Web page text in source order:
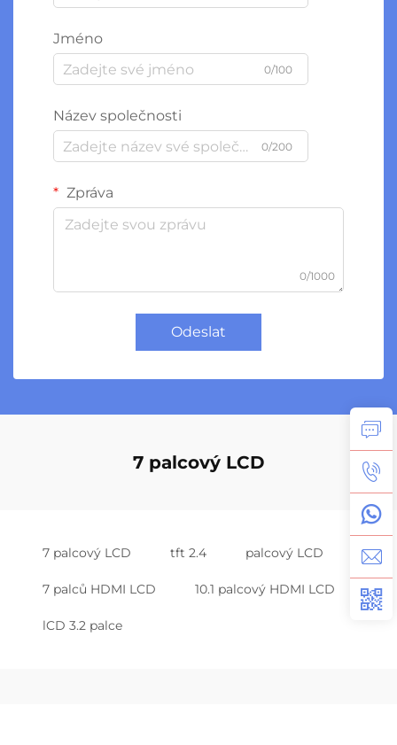
Jméno
0/100
Název společnosti
0/200
Zpráva
0/1000
Odeslat
7 palcový LCD
7 palcový LCD tft 2.4 palcový LCD
7 palců HDMI LCD 10.1 palcový HDMI LCD
lCD 3.2 palce